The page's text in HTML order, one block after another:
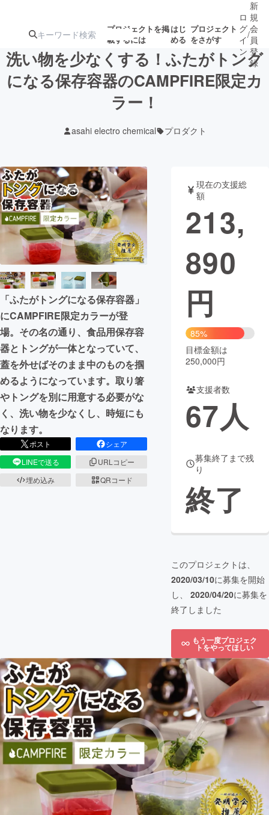
プロジェクトを掲
載するには
はじ
める
プロジェクト
をさがす
注目の新着プロ 募集終了が近いプ
テクノロジー・ガジェット
映像・映画 書籍・雑誌
ビジネス・起業 チャレンジ
まちづくり・地域活性化
CAMPFIRE for Social Good
CAMPFIRE Creation
CAMPFIREふるさと納税
コミュニティ
ロ
グ
イ
ン
/
新
規
会
員
登
録
洗い物を少なくする！ふたがトング
になる保存容器のCAMPFIRE限定カ
ラー！
asahi electro chemical プロダクト
「ふたがトングになる保存容器」
にCAMPFIRE限定カラーが登
場。その名の通り、食品用保存容
器とトングが一体となっていて、
蓋を外せばそのまま中のものを掴
めるようになっています。取り箸
やトングを別に用意する必要がな
く、洗い物を少なくし、時短にも
なります。
ポスト
シェア
LINEで送る
URLコピー
埋め込み
QRコード
現在の支援総
額
213,
890
円
85%
目標金額は
250,000円
支援者数
67人
募集終了まで残
り
終了
このプロジェクトは、
2020/03/10に募集を開始
し、 2020/04/20に募集を
終了しました
もう一度プロジェク
トをやってほしい